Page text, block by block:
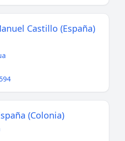
Castillo (España)
(Colonia)